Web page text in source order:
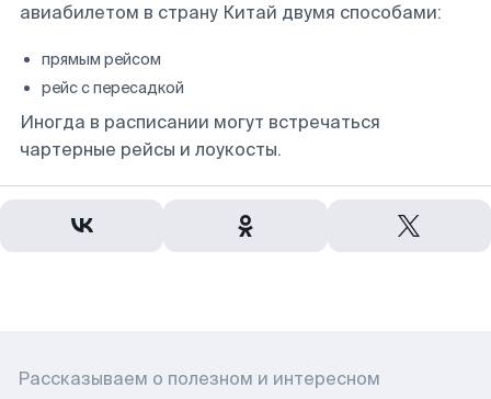
авиабилетом в страну Китай двумя способами:
прямым рейсом
рейс с пересадкой
Иногда в расписании могут встречаться
чартерные рейсы и лоукосты.
Рассказываем о полезном и интересном